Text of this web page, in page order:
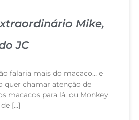
Mike,
JC
falaria mais do macaco… e
quer chamar atenção de
macacos para lá, ou Monkey
[…]